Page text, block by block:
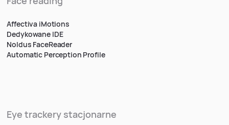
Affectiva iMotions
Dedykowane IDE
Noldus FaceReader
Automatic Perception Profile
Eye trackery stacjonarne